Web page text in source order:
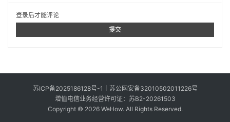
登录后才能评论
提交
苏ICP备2025186128号-1
苏公网安备32010502011226号
增值电信业务经营许可证：苏B2-20261503
Copyright © 2026 WeHow. All Rights Reserved.